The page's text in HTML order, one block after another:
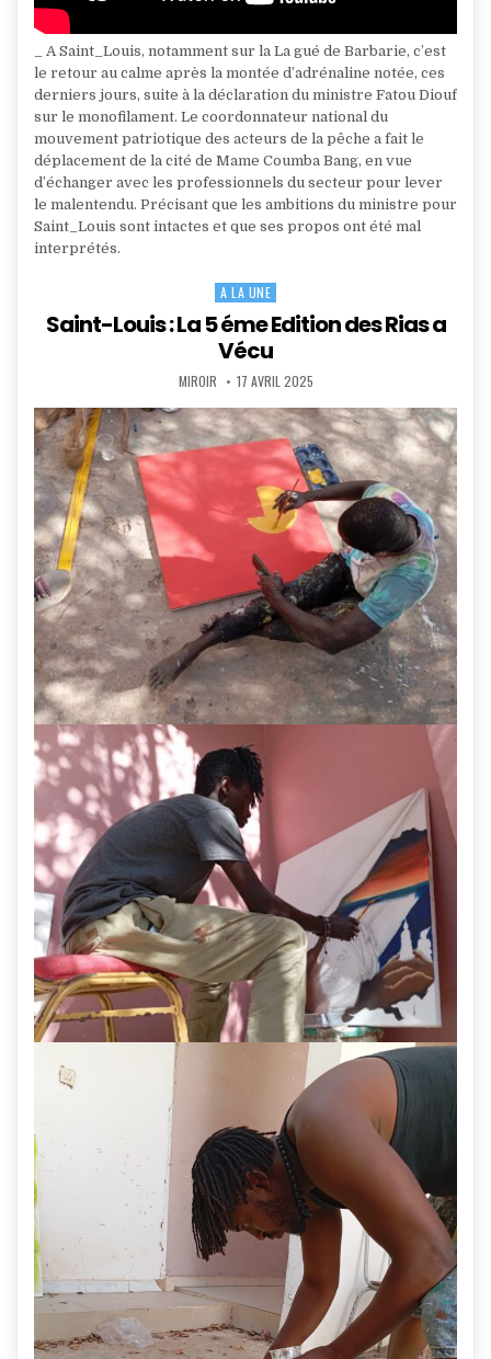
_ A Saint_Louis, notamment sur la La gué de Barbarie, c’est
le retour au calme après la montée d’adrénaline notée, ces
derniers jours, suite à la déclaration du ministre Fatou Diouf
sur le monofilament. Le coordonnateur national du
mouvement patriotique des acteurs de la pêche a fait le
déplacement de la cité de Mame Coumba Bang, en vue
d’échanger avec les professionnels du secteur pour lever
le malentendu. Précisant que les ambitions du ministre pour
Saint_Louis sont intactes et que ses propos ont été mal
interprétés.
Posted
in
A LA UNE
Saint-Louis : La 5 éme Edition des Rias a
Vécu
AUTHOR:
MIROIR PUBLISHED
DATE:
17 AVRIL 2025